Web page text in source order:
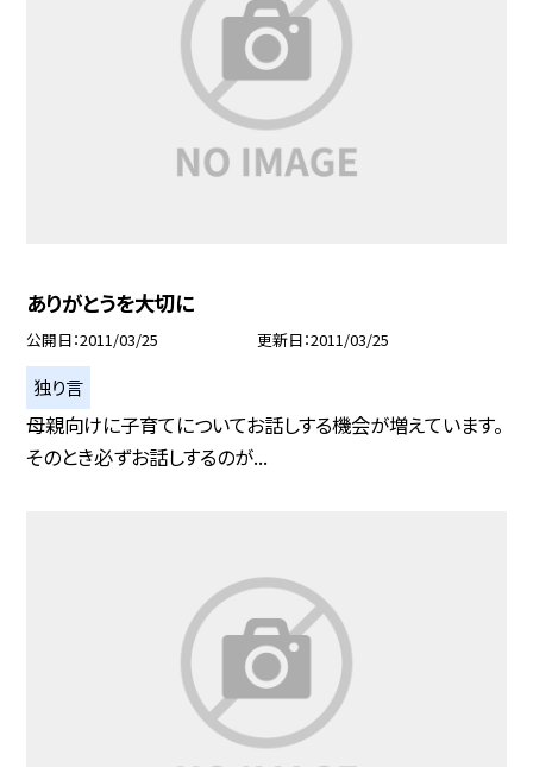
ありがとうを大切に
公開日 2011/03/25 更新日 2011/03/25
独り言
母親向けに子育てについてお話しする機会が増えています。
そのとき必ずお話しするのが...